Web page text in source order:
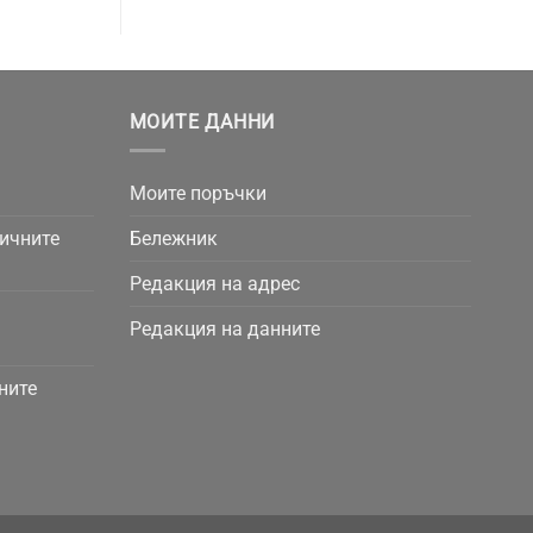
МОИТЕ ДАННИ
Моите поръчки
Бележник
Редакция на адрес
Редакция на данните